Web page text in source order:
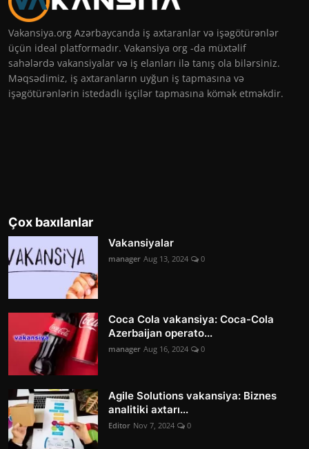
Vakansiya.org Azərbaycanda iş axtaranlar və işəgötürənlər
üçün ideal platformadır. Vakansiya org -da müxtəlif
sahələrdə vakansiyalar və iş elanları ilə tanış ola bilərsiniz.
Məqsədimiz, iş axtaranların uyğun iş tapmasına və
işəgötürənlərin istedadlı işçilər tapmasına kömək etməkdir.
Çox baxılanlar
Vakansiyalar
manager Aug 13, 2024 0
Coca Cola vakansiya: Coca-Cola
Azerbaijan operato...
manager Aug 16, 2024 0
Agile Solutions vakansiya: Biznes
analitiki axtarı...
Editor Nov 7, 2024 0